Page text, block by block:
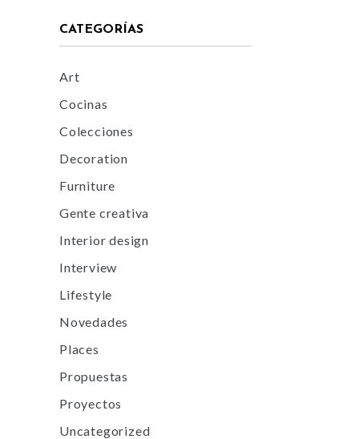
CATEGORÍAS
Art
Cocinas
Colecciones
Decoration
Furniture
Gente creativa
Interior design
Interview
Lifestyle
Novedades
Places
Propuestas
Proyectos
Uncategorized